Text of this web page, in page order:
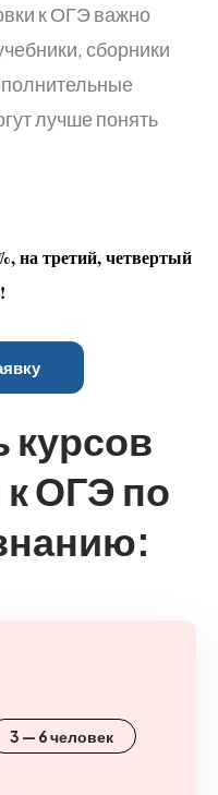
к ОГЭ важно
сборники
лучше понять
на третий, четвертый
курсов
к ОГЭ по
3 — 6 человек